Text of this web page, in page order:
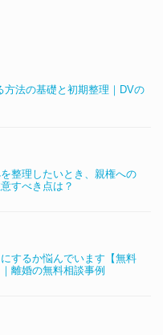
方法の基礎と初期整理｜DVの
整理したいとき、親権への
すべき点は？
するか悩んでいます【無料
離婚の無料相談事例